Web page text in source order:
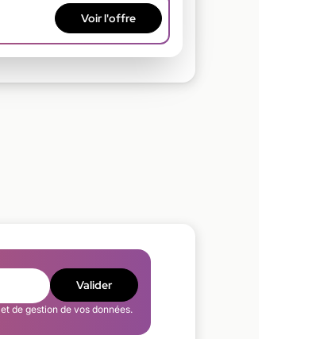
Voirl'offre
Valider
et de gestion de vos données.